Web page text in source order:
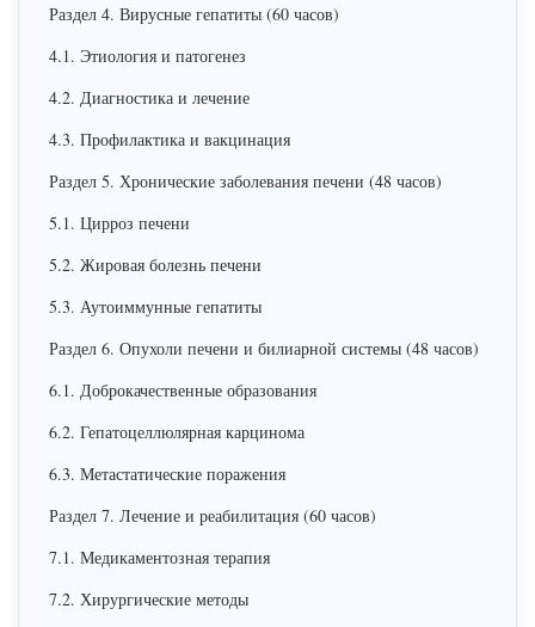
Раздел 4. Вирусные гепатиты (60 часов)
4.1. Этиология и патогенез
4.2. Диагностика и лечение
4.3. Профилактика и вакцинация
Раздел 5. Хронические заболевания печени (48 часов)
5.1. Цирроз печени
5.2. Жировая болезнь печени
5.3. Аутоиммунные гепатиты
Раздел 6. Опухоли печени и билиарной системы (48 часов)
6.1. Доброкачественные образования
6.2. Гепатоцеллюлярная карцинома
6.3. Метастатические поражения
Раздел 7. Лечение и реабилитация (60 часов)
7.1. Медикаментозная терапия
7.2. Хирургические методы